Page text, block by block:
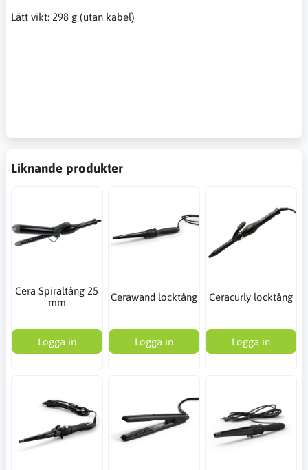
Lätt vikt: 298 g (utan kabel)
Liknande produkter
Cera Spiraltång 25
mm
Logga in
Cerawand locktång
Logga in
Ceracurly locktång
Logga in